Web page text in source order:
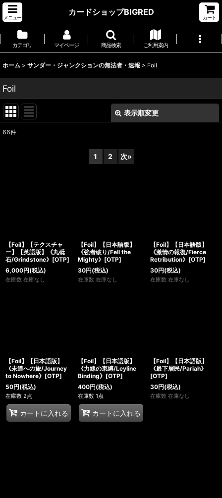
メニュー
カードショップBIGRED
カート
カテゴリ マイページ 商品検索 ご利用案内
ホーム > サンダー・ジャンクションの無法者・速報 > Foil
Foil
表示順変更
66件
1 2 次»
【Foil】【テクスチャ
ー】【英語版】《丸砥
石/Grindstone》[OTP]
6,000円(税込)
在庫数 在庫なし
【Foil】【日本語版】
《強者破り/Fell the
Mighty》[OTP]
30円(税込)
在庫数 在庫なし
【Foil】【日本語版】
《激情の報復/Fierce
Retribution》[OTP]
30円(税込)
在庫数 在庫なし
【Foil】【日本語版】
《未達への旅/Journey
to Nowhere》[OTP]
50円(税込)
在庫数 2点
カートに入れる
【Foil】【日本語版】
《力線の束縛/Leyline
Binding》[OTP]
400円(税込)
在庫数 1点
カートに入れる
【Foil】【日本語版】
《最下層民/Pariah》
[OTP]
30円(税込)
在庫数 在庫なし